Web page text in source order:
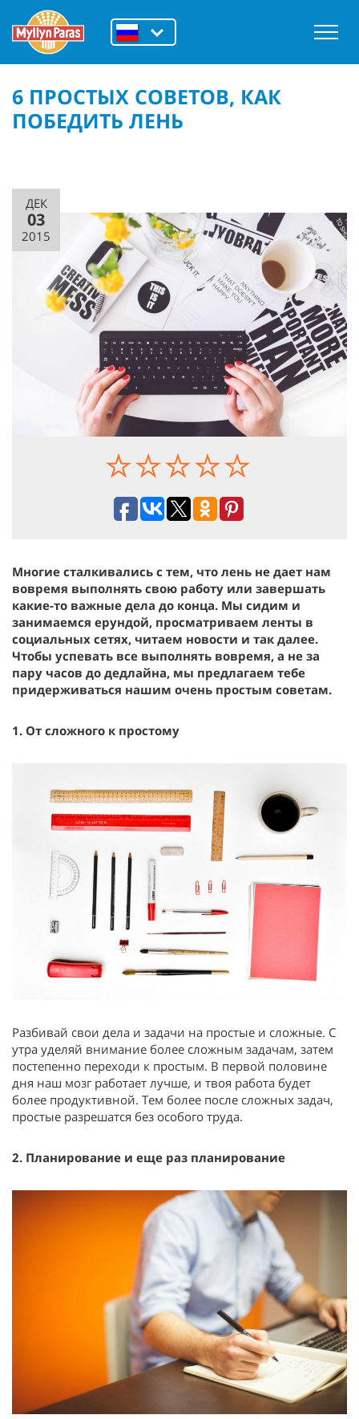
6 ПРОСТЫХ СОВЕТОВ, КАК
ПОБЕДИТЬ ЛЕНЬ
ДЕК
03
2015
Многие сталкивались с тем, что лень не дает нам
вовремя выполнять свою работу или завершать
какие-то важные дела до конца. Мы сидим и
занимаемся ерундой, просматриваем ленты в
социальных сетях, читаем новости и так далее.
Чтобы успевать все выполнять вовремя, а не за
пару часов до дедлайна, мы предлагаем тебе
придерживаться нашим очень простым советам.
1. От сложного к простому
Разбивай свои дела и задачи на простые и сложные. С
утра уделяй внимание более сложным задачам, затем
постепенно переходи к простым. В первой половине
дня наш мозг работает лучше, и твоя работа будет
более продуктивной. Тем более после сложных задач,
простые разрешатся без особого труда.
2. Планирование и еще раз планирование